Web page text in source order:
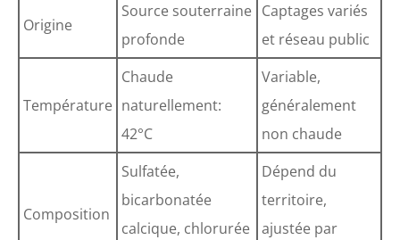
Origine
Source souterraine
profonde
Captages variés
et réseau public
Température
Chaude
naturellement:
42°C
Variable,
généralement
non chaude
Composition
Sulfatée,
bicarbonatée
calcique, chlorurée
Dépend du
territoire,
ajustée par